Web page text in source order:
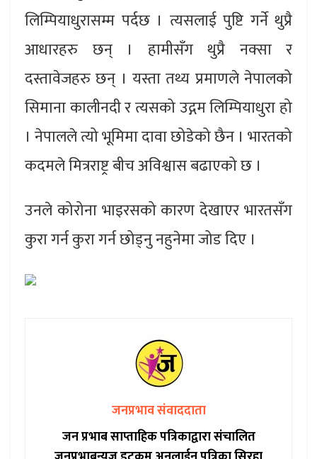
लिम्पियाधुरासम्म पर्दछ । त्यसलाई पुष्टि गर्ने थुप्रै
आधारहरु छन् । हामीसँग थुप्रै नक्सा र
दस्तावेजहरु छन् । यस्ता तथ्य प्रमाणले नेपालको
सिमाना कालीनदी र त्यसको उद्गम लिम्पियाधुरा हो
। नेपालले त्यो भूमिमा दावा छोडेको छैन । भारतको
कदमले मित्रराष्ट्र बीच अविश्वास बढाएको छ ।
उनले कोरोना भाइरसको कारण देखाएर भारतसँग
कुरा गर्न कुरा गर्न छोड्नु नहुनेमा जोड दिए ।
जनप्रभाव संवाददाता
जन प्रभाब साप्ताहिक पत्रिकाद्वारा संचालित